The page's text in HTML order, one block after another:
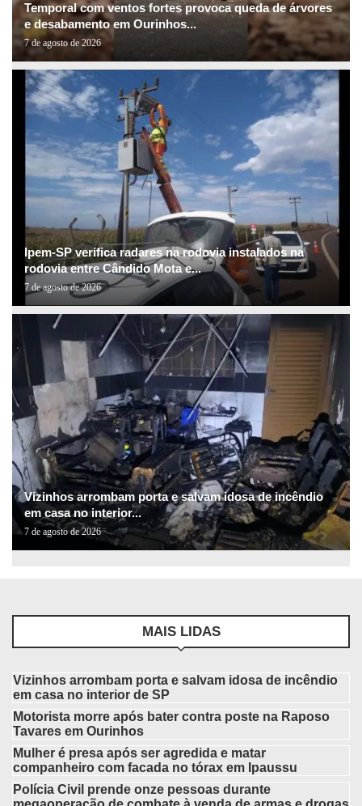
Temporal com ventos fortes provoca queda de árvores
e desabamento em Ourinhos...
7 de agosto de 2026
Ipem-SP verifica radares na rodovia instalados na
rodovia entre Cândido Mota e...
7 de agosto de 2026
Vizinhos arrombam porta e salvam idosa de incêndio
em casa no interior...
7 de agosto de 2026
MAIS LIDAS
Vizinhos arrombam porta e salvam idosa de incêndio
em casa no interior de SP
Motorista morre após bater contra poste na Raposo
Tavares em Ourinhos
Mulher é presa após ser agredida e matar
companheiro com facada no tórax em Ipaussu
Polícia Civil prende onze pessoas durante